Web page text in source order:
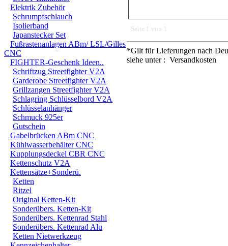
Elektrik Zubehör
Schrumpfschlauch
Isolierband
Japanstecker Set
Fußrastenanlagen ABm/ LSL/Gilles
CNC
FIGHTER-Geschenk Ideen..
Schriftzug Streetfighter V2A
Garderobe Streetfighter V2A
Grillzangen Streetfighter V2A
Schlagring Schlüsselbord V2A
Schlüsselanhänger
Schmuck 925er
Gutschein
Gabelbrücken ABm CNC
Kühlwasserbehälter CNC
Kupplungsdeckel CBR CNC
Kettenschutz V2A
Kettensätze+Sonderü.
Ketten
Ritzel
Original Ketten-Kit
Sonderübers. Ketten-Kit
Sonderübers. Kettenrad Stahl
Sonderübers. Kettenrad Alu
Ketten Nietwerkzeug
Seite 1 von 1
*Gilt für Lieferungen nach
siehe unter : Versandkosten